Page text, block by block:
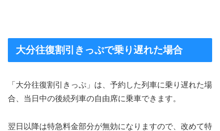
大分往復割引きっぷで乗り遅れた場合
「大分往復割引きっぷ」は、予約した列車に乗り遅れた場
合、当日中の後続列車の自由席に乗車できます。
翌日以降は特急料金部分が無効になりますので、改めて特